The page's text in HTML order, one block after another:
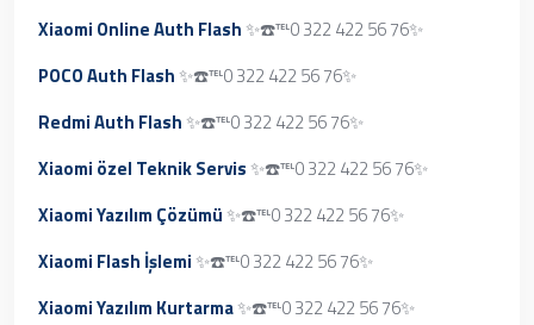
Xiaomi Online Auth Flash✨☎️℡0 322 422 56 76✨
POCO Auth Flash✨☎️℡0 322 422 56 76✨
Redmi Auth Flash✨☎️℡0 322 422 56 76✨
Xiaomi özel Teknik Servis✨☎️℡0 322 422 56 76✨
Xiaomi Yazılım Çözümü✨☎️℡0 322 422 56 76✨
Xiaomi Flash İşlemi✨☎️℡0 322 422 56 76✨
Xiaomi Yazılım Kurtarma✨☎️℡0 322 422 56 76✨